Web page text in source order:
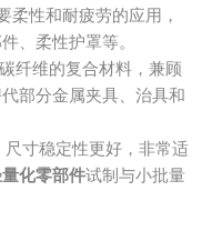
柔性和耐疲劳的应用，
、柔性护罩等。
纤维的复合材料，兼顾
部分金属夹具、治具和
尺寸稳定性更好，非常适
化零部件试制与小批量